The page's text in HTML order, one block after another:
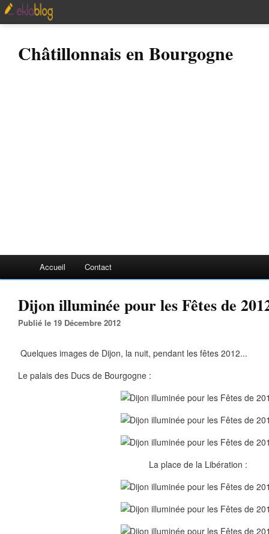
Châtillonnais en Bourgogne
Accueil Contact
Dijon illuminée pour les Fêtes de
Publié le 19 Décembre 2012
Quelques images de Dijon, la nuit, pendant les fêtes 2012...
Le palais des Ducs de Bourgogne :
La place de la Libération :